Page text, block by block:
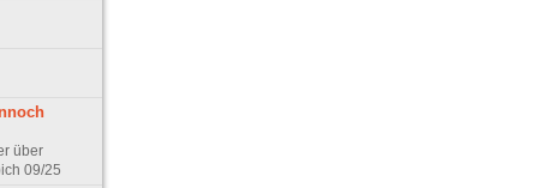
über
09/25